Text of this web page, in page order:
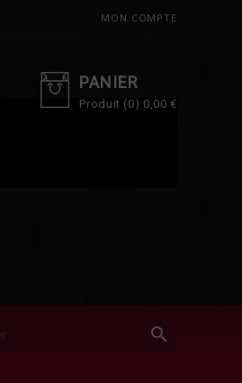
MON COMPTE
PANIER
Produit (0) 0,00 €
